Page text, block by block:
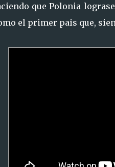
que Polonia
el primer pais que,